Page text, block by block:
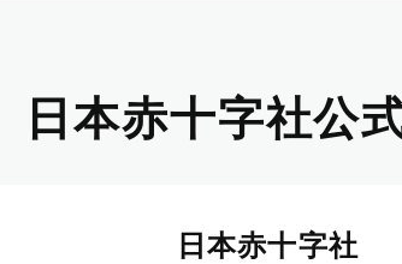
日本赤十字社公
日本赤十字社